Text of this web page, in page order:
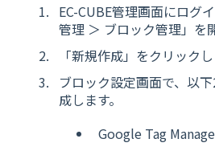
EC-CUBE管理画面にログ
管理 ＞ ブロック管理」を
「新規作成」をクリックし
ブロック設定画面で、以
成します。
Google Tag